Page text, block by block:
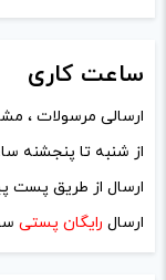
نام*
ایمیل*
ساعت کاری
ارسالی مرسولات ،
از شنبه تا پنجشنه
ارسال از طریق پست
ارسال رایگان پستی